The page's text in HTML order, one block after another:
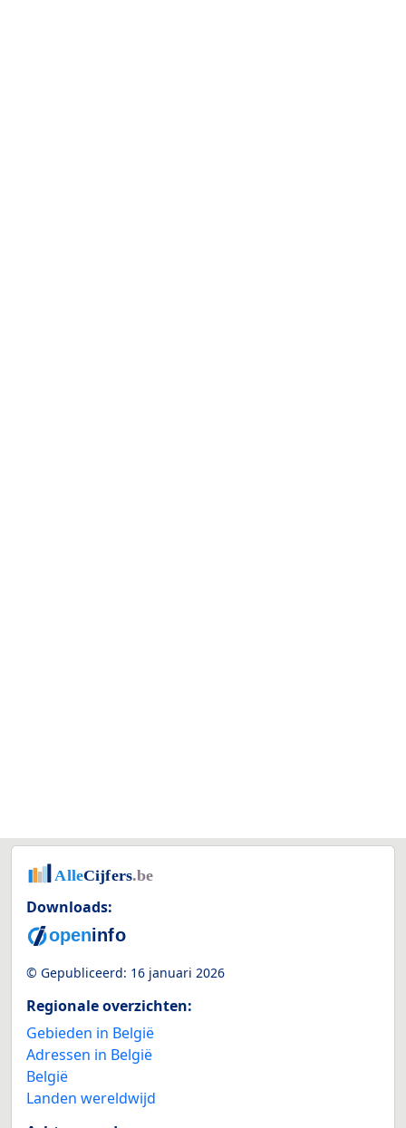
Downloads:
© Gepubliceerd: 16 januari 2026
Regionale overzichten:
Gebieden in België
Adressen in België
België
Landen wereldwijd